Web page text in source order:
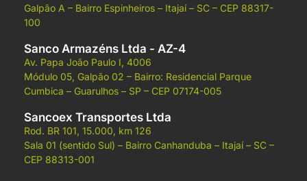
Galpão A – Bairro Espinheiros – Itajaí – SC – CEP 88317-
100
Sanco Armazéns Ltda - AZ-4
Av. Papa João Paulo I, 4006
Módulo 05, Galpão 02 – Bairro: Residencial Parque
Cumbica – Guarulhos – SP – CEP 07174-005
Sancoex Transportes Ltda
Rod. BR 101, 15.000, km 126
Sala 01 (sentido Sul) – Bairro Canhanduba – Itajaí – SC –
CEP 88313-001